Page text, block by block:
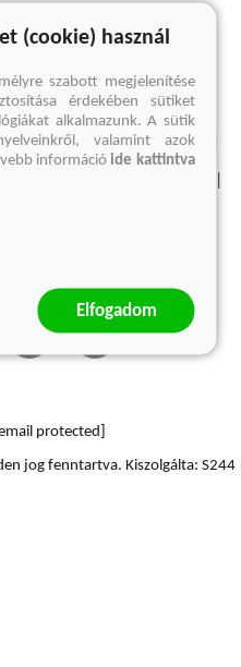
nincs találat
felmondási nyilatkozat
protected]
jog fenntartva. Kiszolgálta: S244
(cookie) használ
szabott megjelenítése
érdekében sütiket
alkalmazunk. A sütik
valamint azok
információide kattintva
Elfogadom